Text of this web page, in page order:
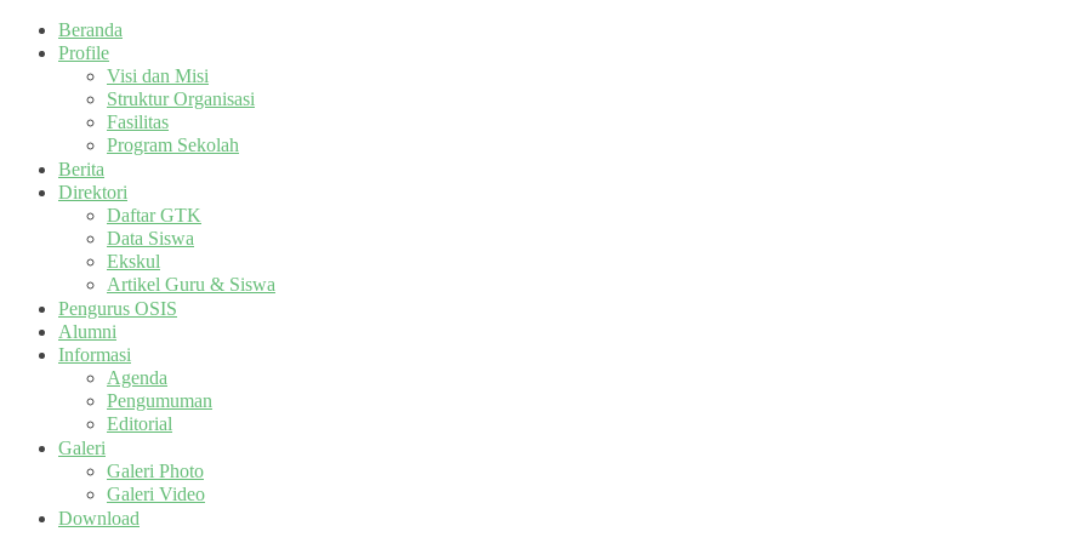
Beranda
Profile
Visi dan Misi
Struktur Organisasi
Fasilitas
Program Sekolah
Berita
Direktori
Daftar GTK
Data Siswa
Ekskul
Artikel Guru & Siswa
Pengurus OSIS
Alumni
Informasi
Agenda
Pengumuman
Editorial
Galeri
Galeri Photo
Galeri Video
Download